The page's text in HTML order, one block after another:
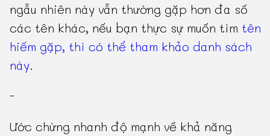
ngẫu nhiên này vẫn thường gặp hơn đa số
các tên khác, nếu bạn thực sự muốn tìm tên
hiếm gặp, thì có thể tham khảo danh sách
này.
-
Ước chừng nhanh độ mạnh về khả năng